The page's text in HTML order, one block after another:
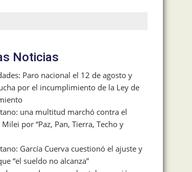
Noticias
Paro nacional el 12 de agosto y
por el incumplimiento de la Ley de
una multitud marchó contra el
por “Paz, Pan, Tierra, Techo y
García Cuerva cuestionó el ajuste y
“el sueldo no alcanza”